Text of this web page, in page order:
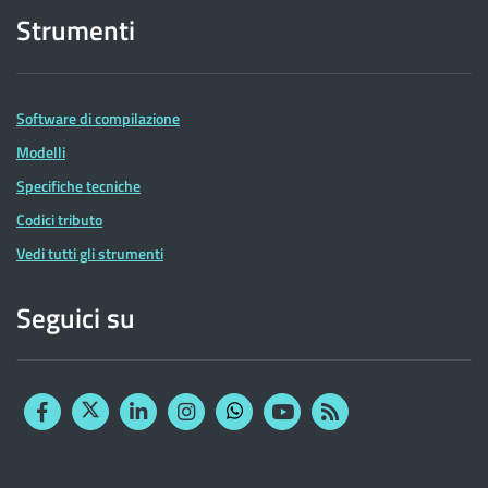
Strumenti
Software di compilazione
Modelli
Specifiche tecniche
Codici tributo
Vedi tutti gli strumenti
Seguici su
FacebookTwitterLinkedinInstagram
YouTubeRSS